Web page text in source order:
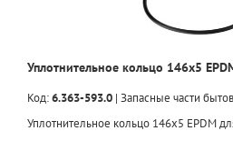
Уплотнительное кольцо 146x5
Код:6.363-593.0 | Запасные части
Уплотнительное кольцо 146x5 EPDM